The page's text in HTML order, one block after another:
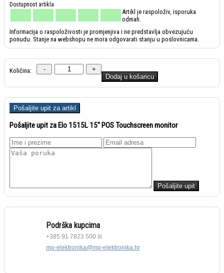
Artikl je raspoloživ, isporuka
odmah.
Informacija o raspoloživosti je promjenjiva i ne predstavlja obvezujuću
ponudu. Stanje na webshopu ne mora odgovarati stanju u poslovnicama.
Količina:
Dodaj u košaricu
Pošaljite upit za Elo 1515L 15" POS Touchscreen monitor
Podrška kupcima
+385 91 7823 500 ili
mp-elektronika@mp-elektronika.hr